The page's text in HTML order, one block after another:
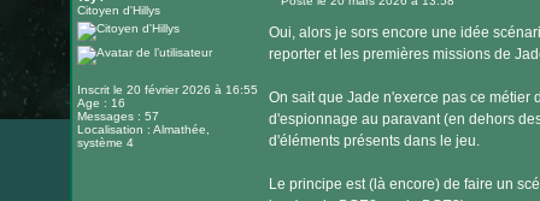
Citoyen d'Hillys
Inscrit le 20 février 2026 à 16:55
Age : 16
Messages : 57
Localisation : Almathée,
système 4
Oui, alors je sors encore une idée
reporter et les premières missions de
On sait que Jade n'exerce pas ce
d'espionnage au paravant (en dehors
d'éléments présents dans le jeu.
Le principe est (là encore) de faire un